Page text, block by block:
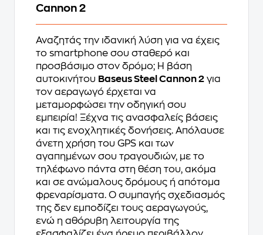
Cannon 2
Αναζητάς την ιδανική λύση για να έχεις
το smartphone σου σταθερό και
προσβάσιμο στον δρόμο; Η βάση
αυτοκινήτου Baseus Steel Cannon 2 για
τον αεραγωγό έρχεται να
μεταμορφώσει την οδηγική σου
εμπειρία! Ξέχνα τις ανασφαλείς βάσεις
και τις ενοχλητικές δονήσεις. Απόλαυσε
άνετη χρήση του GPS και των
αγαπημένων σου τραγουδιών, με το
τηλέφωνο πάντα στη θέση του, ακόμα
και σε ανώμαλους δρόμους ή απότομα
φρεναρίσματα. Ο συμπαγής σχεδιασμός
της δεν εμποδίζει τους αεραγωγούς,
ενώ η αθόρυβη λειτουργία της